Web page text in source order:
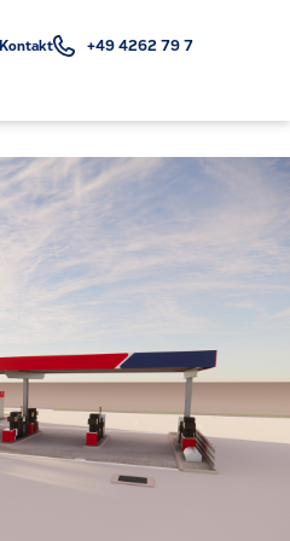
Kontakt +49 4262 79 7